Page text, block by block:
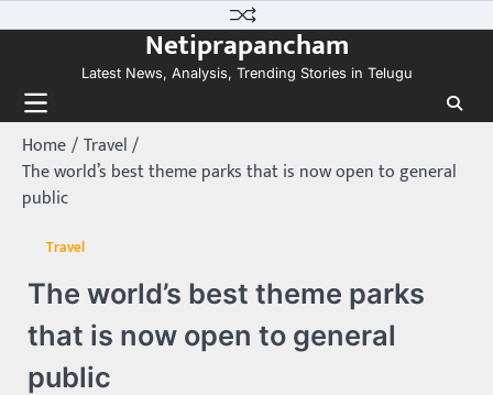
to
Netiprapancham
Latest News, Analysis, Trending Stories in Telugu
Home Travel
The world’s best theme parks that is now open to general
public
Travel
The world’s best theme parks
that is now open to general
public